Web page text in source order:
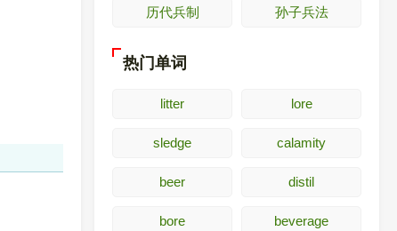
历代兵制 孙子兵法
热门单词
litter lore
sledge calamity
beer distil
bore beverage